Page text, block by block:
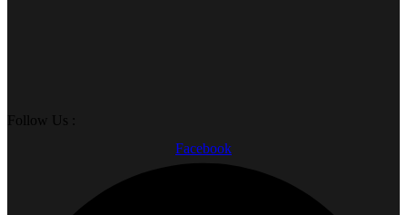
Follow Us :
Facebook